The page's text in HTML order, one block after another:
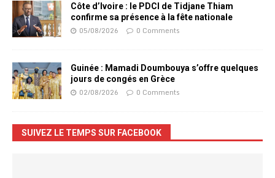
Côte d’Ivoire : le PDCI de Tidjane Thiam
confirme sa présence à la fête nationale
05/08/2026 0 Comments
Guinée : Mamadi Doumbouya s’offre quelques
jours de congés en Grèce
02/08/2026 0 Comments
SUIVEZ LE TEMPS SUR FACEBOOK